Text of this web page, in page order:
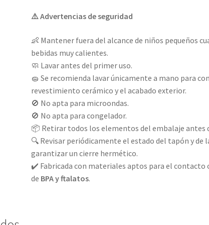
⚠️ Advertencias de seguridad
👶 Mantener fuera del alcance de niños pequeños
bebidas muy calientes.
🧼 Lavar antes del primer uso.
🧽 Se recomienda lavar únicamente a mano para
revestimiento cerámico y el acabado exterior.
🚫 No apta para microondas.
🚫 No apta para congelador.
📦 Retirar todos los elementos del embalaje antes
🔍 Revisar periódicamente el estado del tapón y de
garantizar un cierre hermético.
✔️ Fabricada con materiales aptos para el contacto
de BPA y ftalatos.